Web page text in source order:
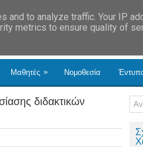
Μαθητές » Νομοθεσία
διδακτικών
to analyze traffic. Your IP
metrics to ensure quality of